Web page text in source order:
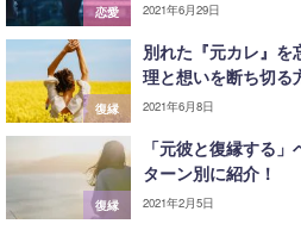
恋愛 2021年6月29日
復縁
別れた『元カレ』を
理と想いを断ち切る
2021年6月8日
復縁
「元彼と復縁する
ターン別に紹介！
2021年2月5日